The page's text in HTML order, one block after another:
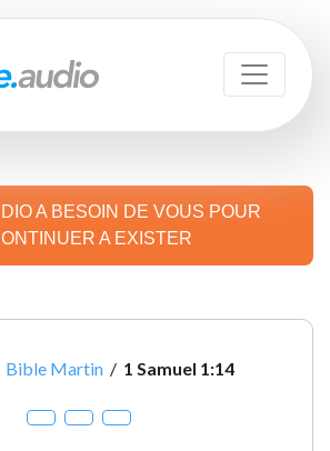
A BESOIN DE VOUS POUR
A EXISTER
Bible Martin / 1 Samuel 1:14